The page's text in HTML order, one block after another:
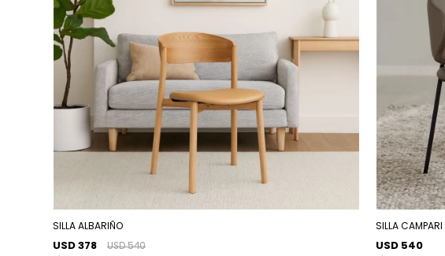
SILLA ALBARIÑO
USD 378 USD 540
SILLA CAMPARI
USD 540